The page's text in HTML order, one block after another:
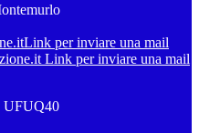
Link per inviare una mail
Link per inviare una mail
UFUQ40